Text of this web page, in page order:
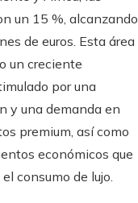
un 15 %, alcanzando
de euros. Esta área
un creciente
por una
y una demanda en
premium, así como
económicos que
consumo de lujo.